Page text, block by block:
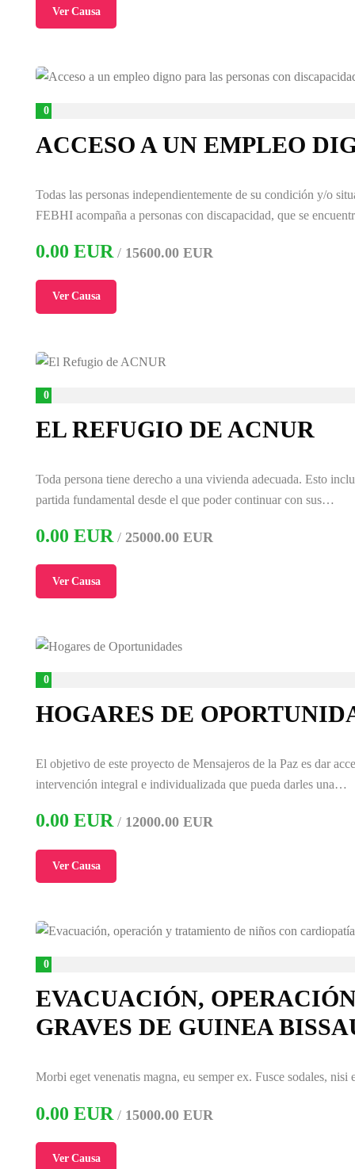
Ver Causa
0
ACCESO A UN EMPLEO
Todas las personas independientemente de su condición y/o
FEBHI acompaña a personas con discapacidad, que se
0.00 EUR / 15600.00 EUR
Ver Causa
0
EL REFUGIO DE ACNUR
Toda persona tiene derecho a una vivienda adecuada. Esto
partida fundamental desde el que poder continuar con sus…
0.00 EUR/ 25000.00 EUR
Ver Causa
0
HOGARES DE
El objetivo de este proyecto de Mensajeros de la Paz es dar
intervención integral e individualizada que pueda darles una…
0.00 EUR/ 12000.00 EUR
Ver Causa
0
EVACUACIÓN,
GRAVES DE GUINEA
Morbi eget venenatis magna, eu semper ex. Fusce sodales, nisi
0.00 EUR / 15000.00 EUR
Ver Causa